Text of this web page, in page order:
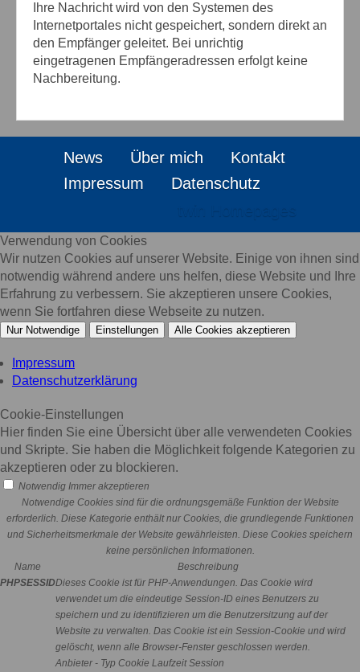
Ihre Nachricht wird von den Systemen des
Internetportales nicht gespeichert, sondern direkt an
den Empfänger geleitet. Bei unrichtig
eingetragenen Empfängeradressen erfolgt keine
Nachbereitung.
News Über mich
Kontakt
Impressum
Datenschutz
twin Homepages
Verwendung von Cookies
Wir nutzen Cookies auf unserer Website. Einige von ihnen sind
notwendig während andere uns helfen, diese Website und Ihre
Erfahrung zu verbessern. Sie akzeptieren unsere Cookies,
wenn Sie fortfahren diese Webseite zu nutzen.
Nur Notwendige Einstellungen Alle Cookies akzeptieren
Impressum
Datenschutzerklärung
Cookie-Einstellungen
Hier finden Sie eine Übersicht über alle verwendeten Cookies
und Skripte. Sie haben die Möglichkeit folgende Kategorien zu
akzeptieren oder zu blockieren.
Notwendig Immer akzeptieren
Notwendige Cookies sind für die ordnungsgemäße Funktion der Website
erforderlich. Diese Kategorie enthält nur Cookies, die grundlegende Funktionen
und Sicherheitsmerkmale der Website gewährleisten. Diese Cookies speichern
keine persönlichen Informationen.
Name
Beschreibung
PHPSESSIDDieses Cookie ist für PHP-Anwendungen. Das Cookie wird
verwendet um die eindeutige Session-ID eines Benutzers zu
speichern und zu identifizieren um die Benutzersitzung auf der
Website zu verwalten. Das Cookie ist ein Session-Cookie und wird
gelöscht, wenn alle Browser-Fenster geschlossen werden.
Anbieter - Typ Cookie Laufzeit Session